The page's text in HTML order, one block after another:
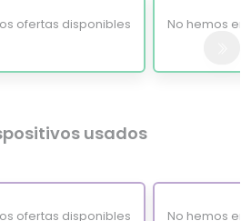
ofertas disponibles No hemos
usados
ofertas disponibles No hemos